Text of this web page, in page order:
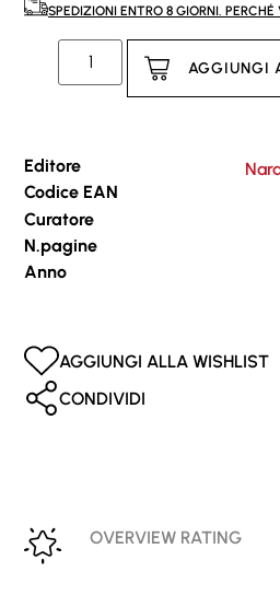
SPEDIZIONI ENTRO 8 GIORNI.
AGGIUNGI
Editore
Codice EAN
Curatore
N.pagine
Anno
AGGIUNGI ALLA WISHLIST
CONDIVIDI
OVERVIEW RATING